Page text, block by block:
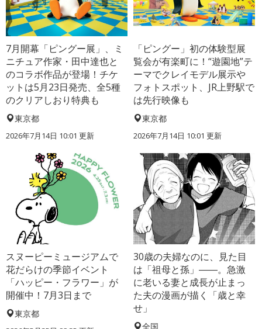
7月開幕「ピングー展」、ミ
ニチュア作家・田中達也と
のコラボ作品が登場！チケ
ットは5月23日発売、全5種
のクリアしおり特典も
東京都
2026年7月14日 10:01 更新
「ピングー」初の体験型展
覧会が有楽町に！“遊園地”テ
ーマでクレイモデル展示や
フォトスポット、JR上野駅で
は先行映像も
東京都
2026年7月14日 10:01 更新
スヌーピーミュージアムで
花だらけの季節イベント
「ハッピー・フラワー」が
開催中！7月3日まで
東京都
30歳の夫婦なのに、見た目
は「祖母と孫」――。急激
に老いる妻と成長が止まっ
た夫の漫画が描く「歳と幸
せ」
全国